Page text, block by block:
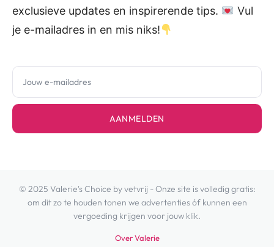
exclusieve updates en inspirerende tips.
Vul
je e-mailadres in en mis niks!
AANMELDEN
© 2025 Valerie's Choice by vetvrij - Onze site is volledig gratis:
om dit zo te houden tonen we advertenties óf kunnen een
vergoeding krijgen voor jouw klik.
Over Valerie